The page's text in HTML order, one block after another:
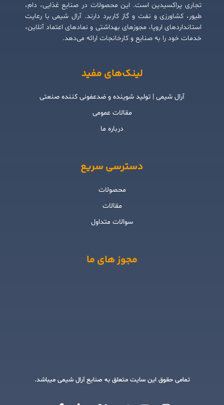
تجاری پراکسیدین است. این محصولات در صنایع غذایی، دام،
طیور، کشاورزی و نفت و گاز کاربرد دارند. آرال شیمی با رعایت
استانداردهای اروپا، مجوزهای بهداشتی و نمادهای اعتماد آنلاین،
خدمات خود را به صنایع و کارخانجات ارائه می‌دهد.
لینک‌های مفید
آرال شیمی | تولید شوینده و ضدعفونی کننده صنعتی
مقالات عمومی
درباره ما
دسترسی سریع
محصولات
مقالات
سوالات متداول
مجوز های ما
تمامی حقوق این سایت متعلق به صنایع آرال شیمی میباشد.